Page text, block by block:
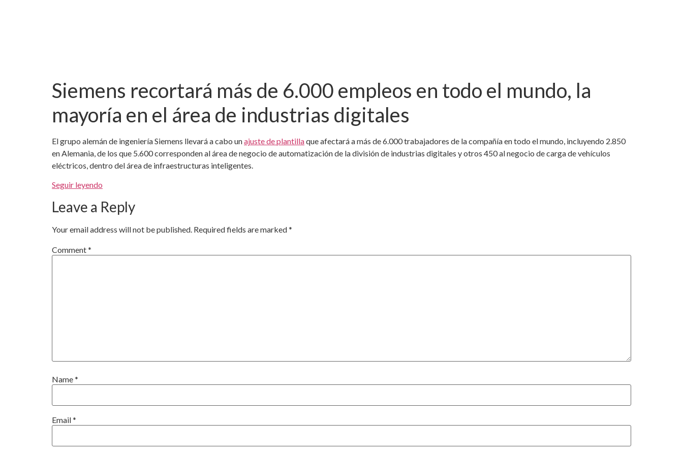
Siemens recortará más de 6.000 empleos en todo el mundo, la
mayoría en el área de industrias digitales
El grupo alemán de ingeniería Siemens llevará a cabo unajuste de plantillaque afectará a más de 6.000 trabajadores de la compañía en todo el mundo, incluyendo 2.850
en Alemania, de los que 5.600 corresponden al área de negocio de automatización de la división de industrias digitales y otros 450 al negocio de carga de vehículos
eléctricos, dentro del área de infraestructuras inteligentes.
Seguir leyendo
Leave a Reply
Your email address will not be published. Required fields are marked*
Comment*
Name*
Email*